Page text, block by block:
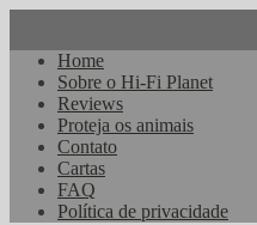
Home
Sobre o Hi-Fi Planet
Reviews
Proteja os animais
Contato
Cartas
FAQ
Política de privacidade